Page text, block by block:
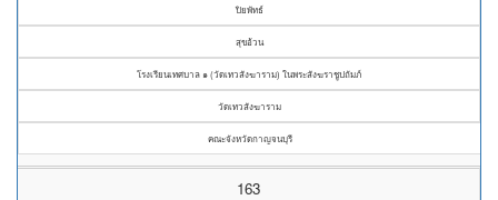
ปิยพัทธ์
สุขอ้วน
โรงเรียนเทศบาล ๑ (วัดเทวสังฆาราม) ในพระสังฆราชูปถัมภ์
วัดเทวสังฆาราม
คณะจังหวัดกาญจนบุรี
163